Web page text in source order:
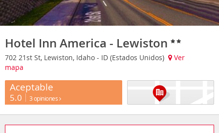
Hotel Inn America - Lewiston
702 21st St, Lewiston, Idaho - ID (Estados Unidos)
Ver
mapa
Aceptable
5.0 3 opiniones